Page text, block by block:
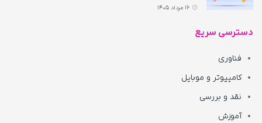
دسترسی سریع
فناوری
کامپیوتر و موبایل
نقد و بررسی
آموزش